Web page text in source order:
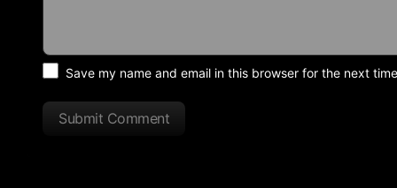
Save my name and email in this browser for the next
Submit Comment